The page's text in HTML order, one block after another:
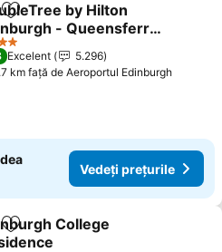
Adăugaţi la favorite
by Hilton
- Queensferry
Excelent
5.296
km faţă de Aeroportul Edinburgh
Vedeți prețurile
Adăugaţi la favorite
College